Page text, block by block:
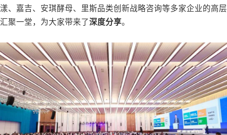
漾、嘉吉、安琪酵母、里斯品类创新战略咨询等多家企业的高层
汇聚一堂，为大家带来了深度分享。